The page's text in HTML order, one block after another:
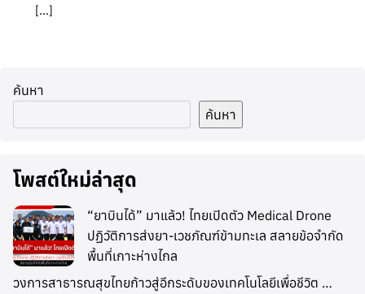
[…]
ค้นหา
ค้นหา
โพสต์ใหม่ล่าสุด
“ยาบินได้” มาแล้ว! ไทยเปิดตัว Medical Drone
ปฏิวัติการส่งยา-เวชภัณฑ์ข้ามทะเล สลายข้อจำกัด
พื้นที่เกาะห่างไกล
วงการสาธารณสุขไทยก้าวสู่อีกระดับของเทคโนโลยีเพื่อชีวิต …